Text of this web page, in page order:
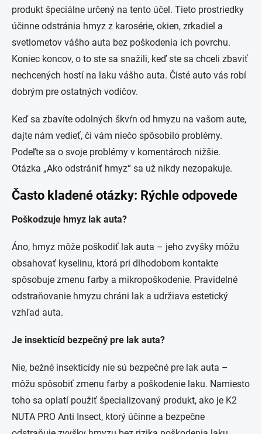
produkt špeciálne určený na tento účel. Tieto prostriedky
účinne odstránia hmyz z karosérie, okien, zrkadiel a
svetlometov vášho auta bez poškodenia ich povrchu.
Koniec koncov, o to ste sa snažili, keď ste sa chceli zbaviť
nechcených hostí na laku vášho auta. Čisté auto vás robí
dobrým pre ostatných vodičov.
Keď sa zbavíte odolných škvŕn od hmyzu na vašom aute,
dajte nám vedieť, či vám niečo spôsobilo problémy.
Podeľte sa o svoje problémy v komentároch nižšie.
Otázka „Ako odstrániť hmyz“ sa už nikdy nezopakuje.
Často kladené otázky: Rýchle odpovede
Poškodzuje hmyz lak auta?
Áno, hmyz môže poškodiť lak auta – jeho zvyšky môžu
obsahovať kyselinu, ktorá pri dlhodobom kontakte
spôsobuje zmenu farby a mikropoškodenie. Pravidelné
odstraňovanie hmyzu chráni lak a udržiava estetický
vzhľad auta.
Je insekticíd bezpečný pre lak auta?
Nie, bežné insekticídy nie sú bezpečné pre lak auta –
môžu spôsobiť zmenu farby a poškodenie laku. Namiesto
toho sa oplatí použiť špecializovaný produkt, ako je K2
NUTA PRO Anti Insect, ktorý účinne a bezpečne